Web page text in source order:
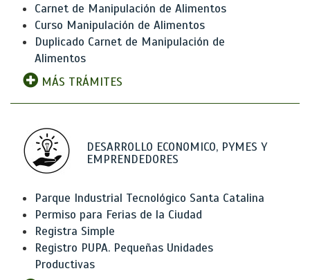
Carnet de Manipulación de Alimentos
Curso Manipulación de Alimentos
Duplicado Carnet de Manipulación de
Alimentos
MÁS TRÁMITES
DESARROLLO ECONOMICO, PYMES Y
EMPRENDEDORES
Parque Industrial Tecnológico Santa Catalina
Permiso para Ferias de la Ciudad
Registra Simple
Registro PUPA. Pequeñas Unidades
Productivas